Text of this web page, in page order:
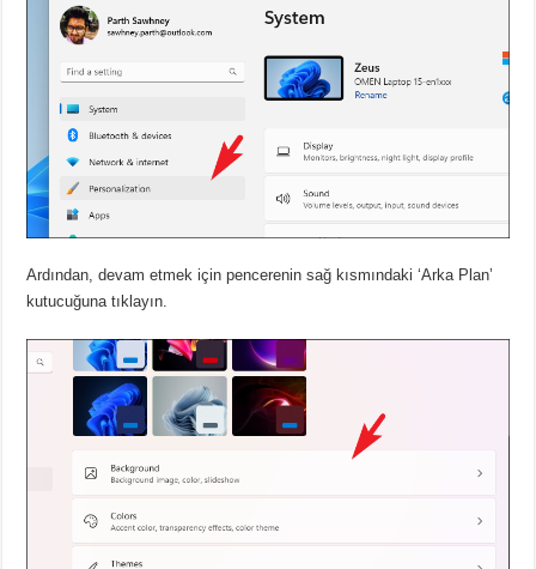
Ardından, devam etmek için pencerenin sağ kısmındaki ‘Arka Plan’
kutucuğuna tıklayın.